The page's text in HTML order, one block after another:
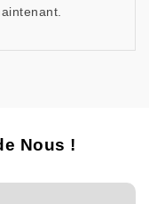
Nous !